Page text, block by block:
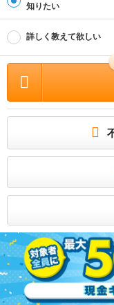
0037-6008-3587
物件の所在地 : 秋田県能代
秋北バス 落合から徒歩15
万円 / 管理費又は共益費等
却、敷引 : － / 住宅総合保
用必須 月額賃料等の８０％
手数料５００円 初回保証料
６５００円 ［退去時費用（
（公社）秋田県宅地建
東北地区不動産公正取引
知りたい
詳しく教えて欲しい